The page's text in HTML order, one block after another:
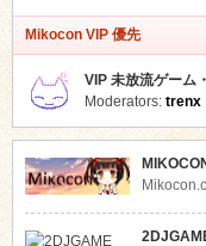
Mikocon VIP 優先
VIP 未放流ゲーム
Moderators: trenx